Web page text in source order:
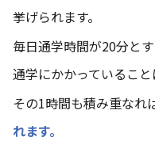
挙げられます。
毎日通学時間が20分と
通学にかかっていること
その1時間も積み重なれ
れます。